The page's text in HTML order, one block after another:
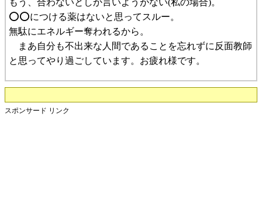
⭕⭕につける薬はないと思ってスルー。
無駄にエネルギー奪われるから。
まあ自分も不出来な人間であることを忘れずに反面教師
と思ってやり過ごしています。お疲れ様です。
スポンサード リンク